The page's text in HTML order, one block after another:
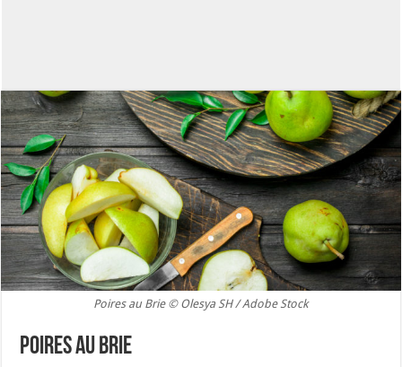
Poires au Brie © Olesya SH / Adobe Stock
Poires au Brie